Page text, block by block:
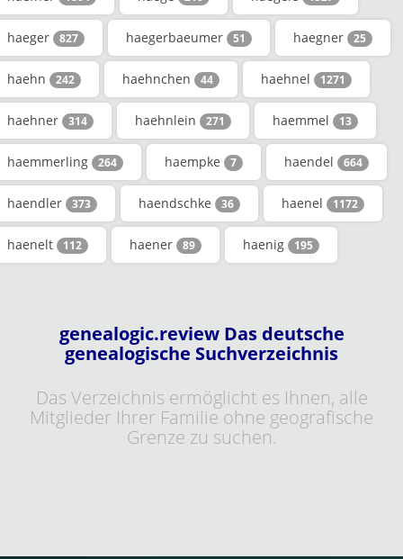
haeger 827 haegerbaeumer 51 haegner 25
haehn 242 haehnchen 44 haehnel 1271
haehner 314 haehnlein 271 haemmel 13
haemmerling 264 haempke 7 haendel 664
haendler 373 haendschke 36 haenel 1172
haenelt 112 haener 89 haenig 195
genealogic.review Das deutsche
genealogische Suchverzeichnis
Das Verzeichnis ermöglicht es Ihnen, alle
Mitglieder Ihrer Familie ohne geografische
Grenze zu suchen.